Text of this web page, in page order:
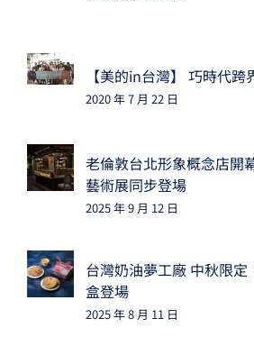
【美的in台灣】 巧時代
2020 年 7 月 22 日
老倫敦台北形象概念店開
藝術展同步登場
2025 年 9 月 12 日
台灣奶油夢工廠 中秋限
盒登場
2025 年 8 月 11 日